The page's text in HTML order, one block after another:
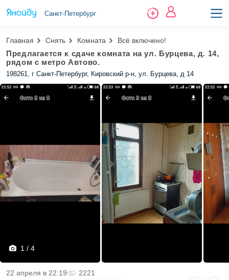
Санкт-Петербург
Главная Снять Комната Всё включено!
Предлагается к сдаче комната на ул. Бурцева, д. 14,
рядом с метро Автово.
198261, г Санкт-Петербург, Кировский р-н, ул. Бурцева, д 14
1 / 4
22 апреля в 22:19 2221